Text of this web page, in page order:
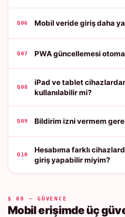
Q06 Mobil veride giriş daha
Q07 PWA güncellemesi
Q08
iPad ve tablet
kullanılabilir mi?
Q09 Bildirim izni vermem
Q10
Hesabıma farklı
giriş yapabilir miyim?
§ 08 — GÜVENCE
Mobil erişimde üç